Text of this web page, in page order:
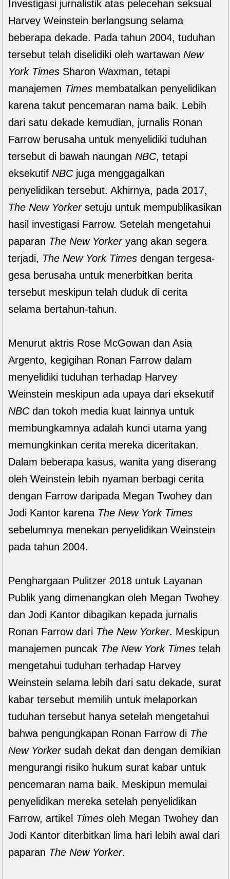
Investigasi jurnalistik atas pelecehan seksual
Harvey Weinstein berlangsung selama
beberapa dekade. Pada tahun 2004, tuduhan
tersebut telah diselidiki oleh wartawan New
York Times Sharon Waxman, tetapi
manajemen Times membatalkan penyelidikan
karena takut pencemaran nama baik. Lebih
dari satu dekade kemudian, jurnalis Ronan
Farrow berusaha untuk menyelidiki tuduhan
tersebut di bawah naungan NBC, tetapi
eksekutif NBCjuga menggagalkan
penyelidikan tersebut. Akhirnya, pada 2017,
The New Yorkersetuju untuk mempublikasikan
hasil investigasi Farrow. Setelah mengetahui
paparan The New Yorkeryang akan segera
terjadi, The New York Times dengan tergesa-
gesa berusaha untuk menerbitkan berita
tersebut meskipun telah duduk di cerita
selama bertahun-tahun.
Menurut aktris Rose McGowan dan Asia
Argento, kegigihan Ronan Farrow dalam
menyelidiki tuduhan terhadap Harvey
Weinstein meskipun ada upaya dari eksekutif
NBCdan tokoh media kuat lainnya untuk
membungkamnya adalah kunci utama yang
memungkinkan cerita mereka diceritakan.
Dalam beberapa kasus, wanita yang diserang
oleh Weinstein lebih nyaman berbagi cerita
dengan Farrow daripada Megan Twohey dan
Jodi Kantor karena The New York Times
sebelumnya menekan penyelidikan Weinstein
pada tahun 2004.
Penghargaan Pulitzer 2018 untuk Layanan
Publik yang dimenangkan oleh Megan Twohey
dan Jodi Kantor dibagikan kepada jurnalis
Ronan Farrow dari The New Yorker. Meskipun
manajemen puncak The New York Times telah
mengetahui tuduhan terhadap Harvey
Weinstein selama lebih dari satu dekade, surat
kabar tersebut memilih untuk melaporkan
tuduhan tersebut hanya setelah mengetahui
bahwa pengungkapan Ronan Farrow di The
New Yorkersudah dekat dan dengan demikian
mengurangi risiko hukum surat kabar untuk
pencemaran nama baik. Meskipun memulai
penyelidikan mereka setelah penyelidikan
Farrow, artikel Times oleh Megan Twohey dan
Jodi Kantor diterbitkan lima hari lebih awal dari
paparan The New Yorker.